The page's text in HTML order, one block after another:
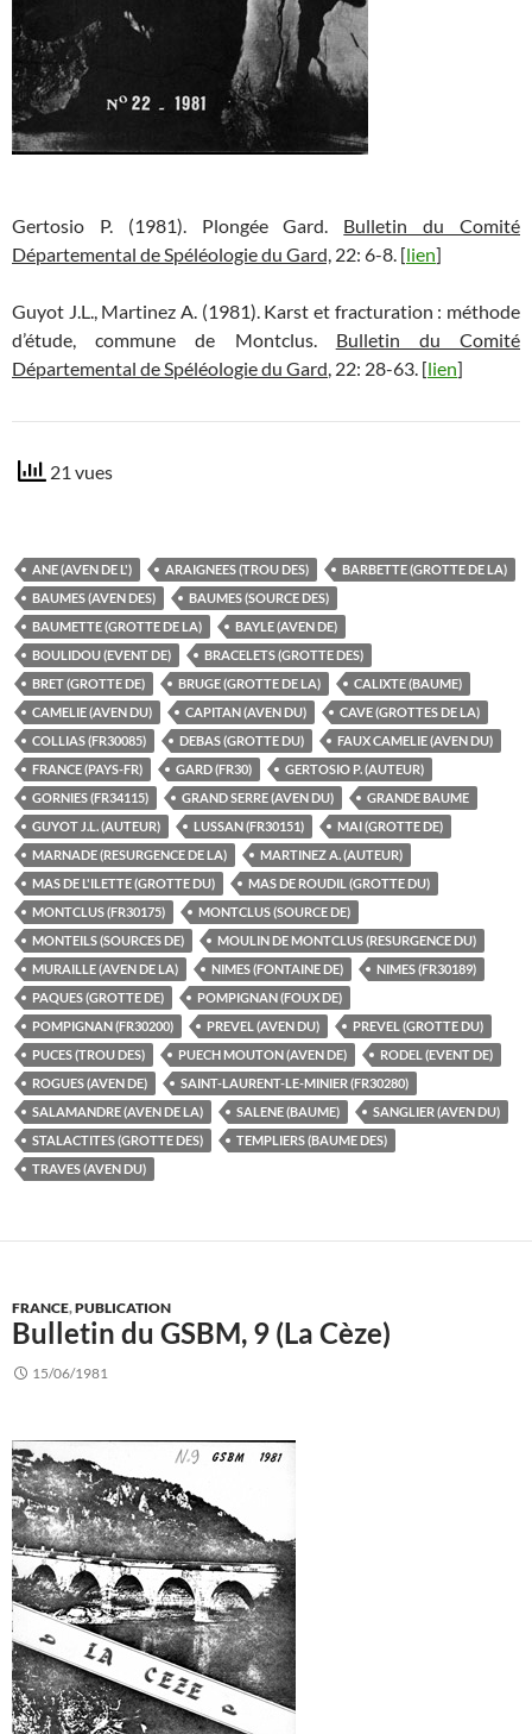
Gertosio P. (1981). Plongée Gard. Bulletin du Comité
Départemental de Spéléologie du Gard, 22: 6-8. [lien]
Guyot J.L., Martinez A. (1981). Karst et fracturation : méthode
d’étude, commune de Montclus. Bulletin du Comité
Départemental de Spéléologie du Gard, 22: 28-63. [lien]
21 vues
ANE (AVEN DE L') ARAIGNEES (TROU DES)
BARBETTE (GROTTE DE LA)
BAUMES (AVEN DES)
BAUMES (SOURCE DES)
BAUMETTE (GROTTE DE LA)
BAYLE (AVEN DE)
BOULIDOU (EVENT DE)
BRACELETS (GROTTE DES)
BRET (GROTTE DE)
BRUGE (GROTTE DE LA)
CALIXTE (BAUME)
CAMELIE (AVEN DU)
CAPITAN (AVEN DU)
CAVE (GROTTES DE LA)
COLLIAS (FR30085)
DEBAS (GROTTE DU)
FAUX CAMELIE (AVEN DU)
FRANCE (PAYS-FR)
GARD (FR30)
GERTOSIO P. (AUTEUR)
GORNIES (FR34115)
GRAND SERRE (AVEN DU)
GRANDE BAUME
GUYOT J.L. (AUTEUR)
LUSSAN (FR30151)
MAI (GROTTE DE)
MARNADE (RESURGENCE DE LA)
MARTINEZ A. (AUTEUR)
MAS DE L'ILETTE (GROTTE DU)
MAS DE ROUDIL (GROTTE DU)
MONTCLUS (FR30175)
MONTCLUS (SOURCE DE)
MONTEILS (SOURCES DE)
MOULIN DE MONTCLUS (RESURGENCE DU)
MURAILLE (AVEN DE LA)
NIMES (FONTAINE DE)
NIMES (FR30189)
PAQUES (GROTTE DE)
POMPIGNAN (FOUX DE)
POMPIGNAN (FR30200)
PREVEL (AVEN DU)
PREVEL (GROTTE DU)
PUCES (TROU DES)
PUECH MOUTON (AVEN DE)
RODEL (EVENT DE)
ROGUES (AVEN DE)
SAINT-LAURENT-LE-MINIER (FR30280)
SALAMANDRE (AVEN DE LA)
SALENE (BAUME)
SANGLIER (AVEN DU)
STALACTITES (GROTTE DES)
TEMPLIERS (BAUME DES)
TRAVES (AVEN DU)
FRANCE,PUBLICATION
Bulletin du GSBM, 9 (La Cèze)
15/06/1981